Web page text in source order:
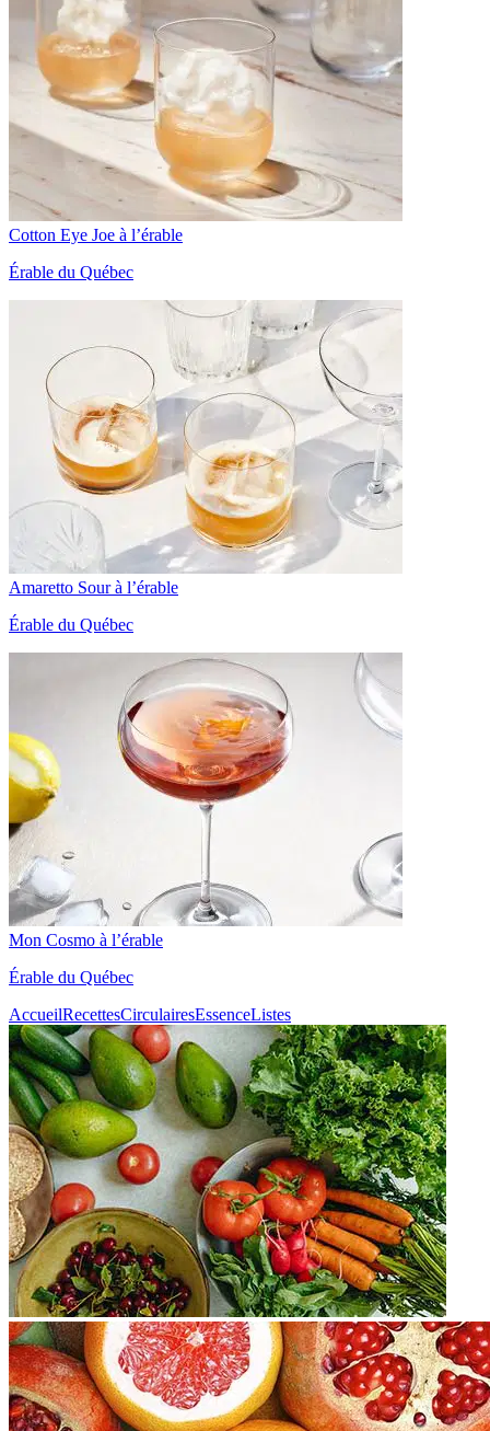
Cotton Eye Joe à l’érable
Érable du Québec
Amaretto Sour à l’érable
Érable du Québec
Mon Cosmo à l’érable
Érable du Québec
AccueilRecettesCirculairesEssenceListes